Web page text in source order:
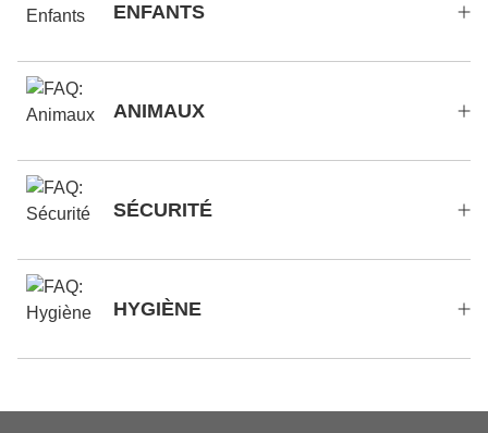
ENFANTS
ANIMAUX
SÉCURITÉ
HYGIÈNE